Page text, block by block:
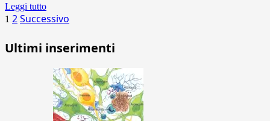
Leggi tutto
Paginazione
degli
articoli
1 2Successivo
Ultimi inserimenti